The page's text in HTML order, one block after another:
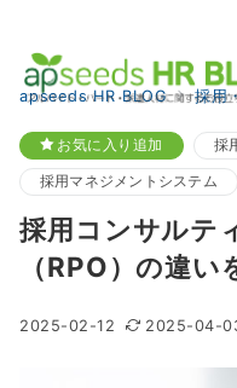
apseeds HR BLOG 採用
お気に入り追加 採
採用マネジメントシステム
採用コンサルテ
（RPO）の違
2025-02-12 2025-04-